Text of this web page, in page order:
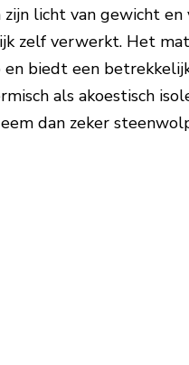
licht van gewicht en
zelf verwerkt. Het
en biedt een
als akoestisch
dan zeker